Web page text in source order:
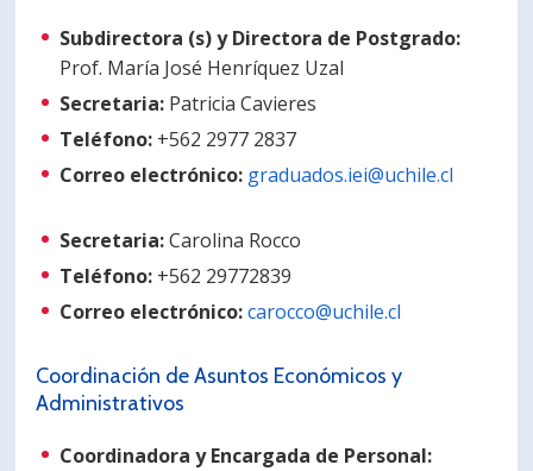
PORTUGUÊS
Postulantes
Subdirectora (s) y Directora de Postgrado:
Prof. María José Henríquez Uzal
Secretaria: Patricia Cavieres
Teléfono: +562 2977 2837
Correo electrónico: graduados.iei@uchile.cl
Secretaria:Carolina Rocco
Teléfono: +562 29772839
Correo electrónico:carocco@uchile.cl
Coordinación de Asuntos Económicos y
Administrativos
Coordinadora y Encargada de Personal: